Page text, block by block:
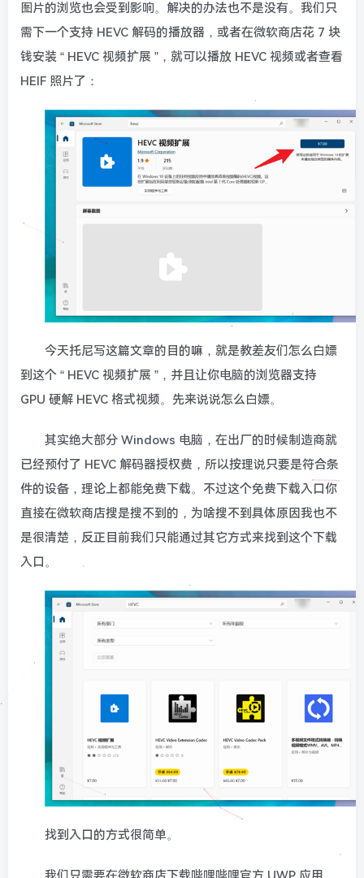
图片的浏览也会受到影响。解决的办法也不是没有。我们只
需下一个支持 HEVC 解码的播放器，或者在微软商店花 7 块
钱安装 “ HEVC 视频扩展 ”，就可以播放 HEVC 视频或者查看
HEIF 照片了：
今天托尼写这篇文章的目的嘛，就是教差友们怎么白嫖
到这个 “ HEVC 视频扩展 ”，并且让你电脑的浏览器支持
GPU 硬解 HEVC 格式视频。先来说说怎么白嫖。
其实绝大部分 Windows 电脑，在出厂的时候制造商就
已经预付了 HEVC 解码器授权费，所以按理说只要是符合条
件的设备，理论上都能免费下载。不过这个免费下载入口你
直接在微软商店搜是搜不到的，为啥搜不到具体原因我也不
是很清楚，反正目前我们只能通过其它方式来找到这个下载
入口。
找到入口的方式很简单。